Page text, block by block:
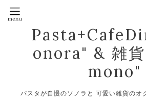
onora" & 雑
mono"
パスタが自慢のソノラと 可愛い雑貨のオ